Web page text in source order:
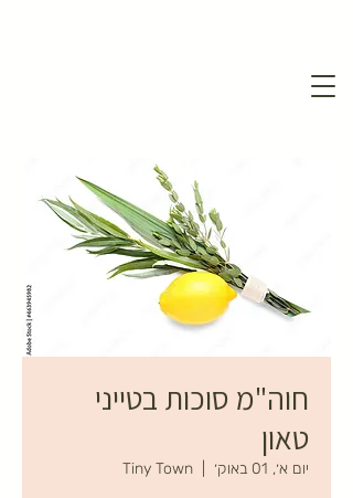
חוה"מ סוכות בטייני
טאון
יום א׳, 01 באוק׳ Tiny Town